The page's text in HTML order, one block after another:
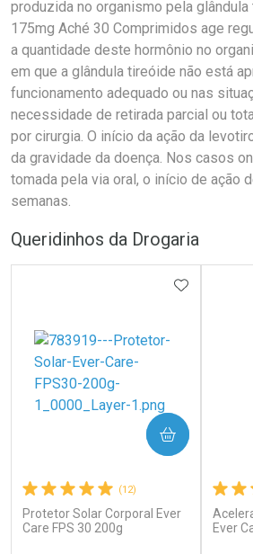
produzida no organismo pela
175mg Aché 30 Comprimidos age
a quantidade deste hormônio no
em que a glândula tireóide não está
funcionamento adequado ou nas
necessidade de retirada parcial ou
por cirurgia. O início da ação da
da gravidade da doença. Nos casos
tomada pela via oral, o início de ação
semanas.
Queridinhos da Drogaria
(12)
Protetor Solar Corporal Ever
Care FPS 30 200g
COMPRAR
Ever